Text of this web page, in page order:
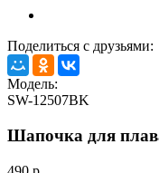
Поделиться с друзьями:
Модель:
SW-12507BK
Шапочка для